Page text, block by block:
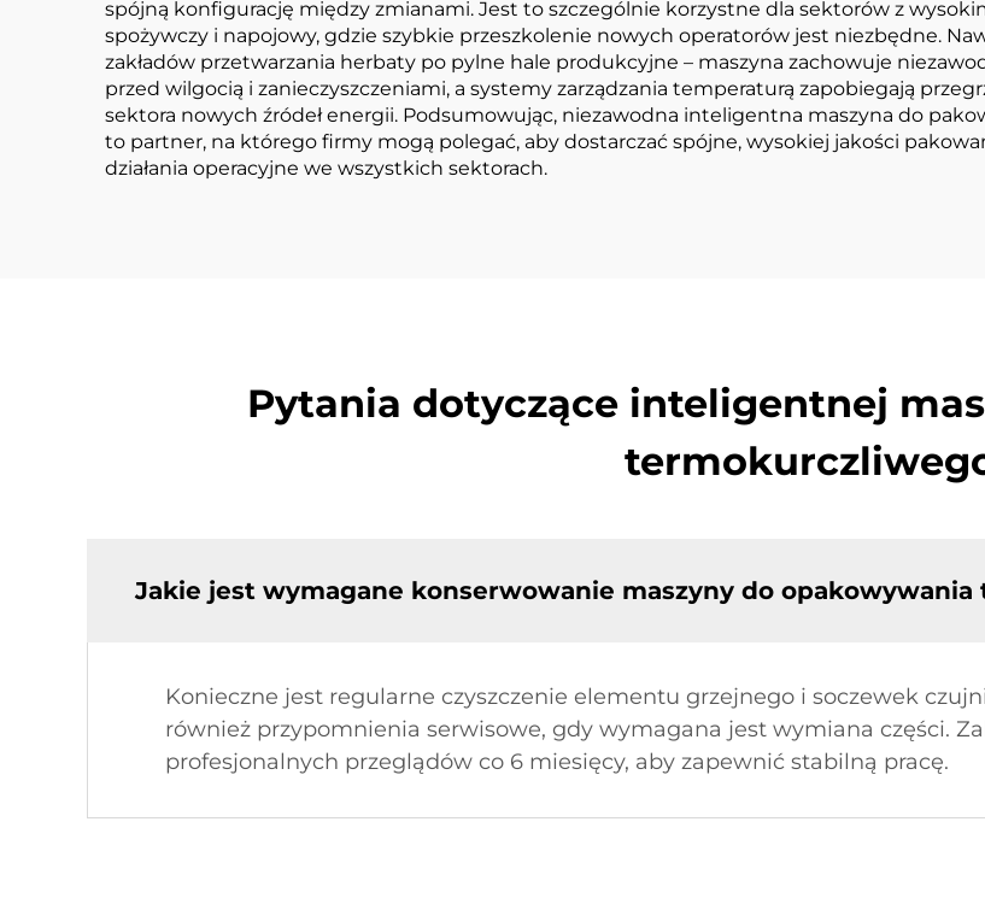
spójną konfigurację między zmianami. Jest to szczególnie korzystne dla sektorów z
spożywczy i napojowy, gdzie szybkie przeszkolenie nowych operatorów jest niezbędne.
zakładów przetwarzania herbaty po pylne hale produkcyjne – maszyna zachowuje
przed wilgocią i zanieczyszczeniami, a systemy zarządzania temperaturą zapobiegają
sektora nowych źródeł energii. Podsumowując, niezawodna inteligentna maszyna do
to partner, na którego firmy mogą polegać, aby dostarczać spójne, wysokiej jakości
działania operacyjne we wszystkich sektorach.
Pytania dotyczące inteligentnej
Jakie jest wymagane konserwowanie maszyny do
Konieczne jest regularne czyszczenie elementu grzejnego i soczewek
również przypomnienia serwisowe, gdy wymagana jest wymiana części.
profesjonalnych przeglądów co 6 miesięcy, aby zapewnić stabilną pracę.